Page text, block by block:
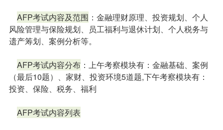
AFP考试内容及范围 ：金融理财原理、投资规划、个人
风险管理与保险规划、员工福利与退休计划、个人税务与
遗产筹划、案例分析等。
AFP考试内容分布：上午考察模块有：金融基础、案例
（最后10题）、家财、投资环境5道题,下午考察模块有：
投资、保险、税务、福利
AFP考试内容列表